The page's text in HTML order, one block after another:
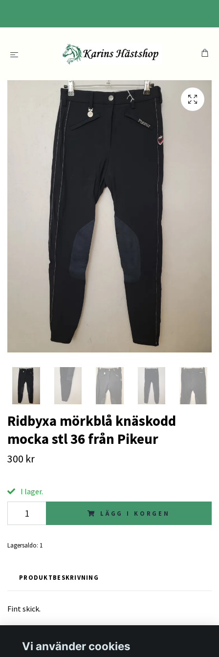
Ridbyxa mörkblå knäskodd
mocka stl 36 från Pikeur
300 kr
I lager.
LÄGG I KORGEN
Lagersaldo: 1
PRODUKTBESKRIVNING
Fint skick.
Vi använder cookies